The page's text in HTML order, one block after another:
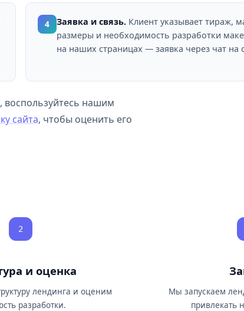
4 Заявка и связь. Клиент указывает тираж,
размеры и необходимость разработки
на наших страницах — заявка через чат на
воспользуйтесь нашим
сайта, чтобы оценить его
2
и оценка
лендинга и оценим
разработки.
Мы запускаем
привлекать